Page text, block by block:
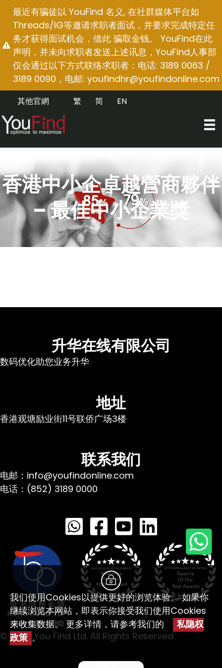
容
最近有骗徒以 YouFind 名义, 在社群媒体平台如
Threads/IG等邀请求职者面试，并要求完成特定任
务才获得面试机会，借此 骗取金钱。 YouFind在此
声明，并未向求职者发送上述讯息，YouFind人事部
仅会通过以下方式联络求职者：电话: 3189 0063 /
3189 0090，电邮: youfindhr@youfindonline.com
其他官網 EN
简
繁
香港中小企卓越營商夥伴
– 最佳中小企業獎
升华在线有限公司
数码优化助您业务升华
地址
香港观塘励业街11号联侨广场3楼
联系我们
电邮：info@youfindonline.com
电话：(852) 3189 0000
© 2026 You Find Ltd. All Rights Reserved
我们使用Cookies以提供更好的浏览体验。 如果你
继续浏览本网站，即表示你接受我们使用Cookies
来收集数据。 更多详情，请参考我们的
私隐权
政策 。